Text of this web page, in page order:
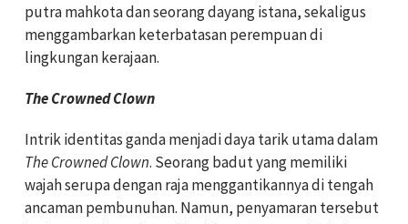
putra mahkota dan seorang dayang istana, sekaligus
menggambarkan keterbatasan perempuan di
lingkungan kerajaan.
The Crowned Clown
Intrik identitas ganda menjadi daya tarik utama dalam
The Crowned Clown. Seorang badut yang memiliki
wajah serupa dengan raja menggantikannya di tengah
ancaman pembunuhan. Namun, penyamaran tersebut